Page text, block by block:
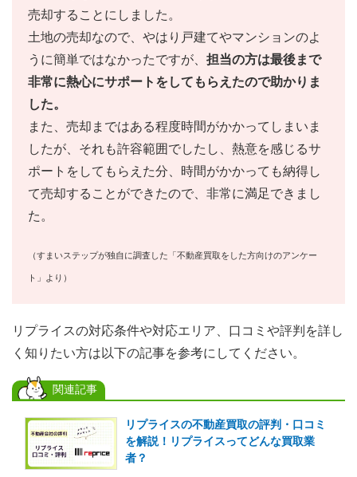
売却することにしました。
土地の売却なので、やはり戸建てやマンションのよ
うに簡単ではなかったですが、 担当の方は最後まで
非常に熱心にサポートをしてもらえたので助かりま
した。
また、売却まではある程度時間がかかってしまいま
したが、それも許容範囲でしたし、熱意を感じるサ
ポートをしてもらえた分、時間がかかっても納得し
て売却することができたので、非常に満足できまし
た。
（すまいステップが独自に調査した「不動産買取をした方向けのアンケー
ト」より）
リプライスの対応条件や対応エリア、口コミや評判を詳し
く知りたい方は以下の記事を参考にしてください。
関連記事
リプライスの不動産買取の評判・口コミ
を解説！リプライスってどんな買取業
者？